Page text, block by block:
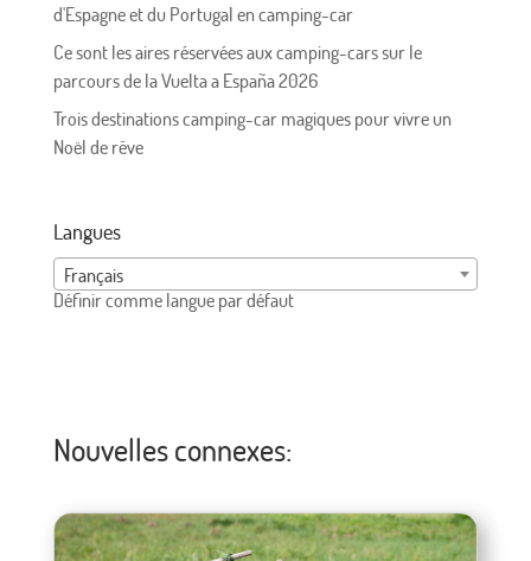
d'Espagne et du Portugal en camping-car
Ce sont les aires réservées aux camping-cars sur le
parcours de la Vuelta a España 2026
Trois destinations camping-car magiques pour vivre un
Noël de rêve
Langues
Français
Définir comme langue par défaut
Nouvelles connexes: